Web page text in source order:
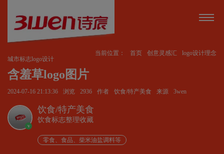
当前位置： 首页 创意灵感汇
logo设计理念
城市标志logo设计
含羞草logo图片
2024-07-16 21:13:36 浏览 2936 作者 饮食/特产美食 来源 3wen
v
饮食/特产美食
饮食标志整理收藏
零食、食品、柴米油盐调料等